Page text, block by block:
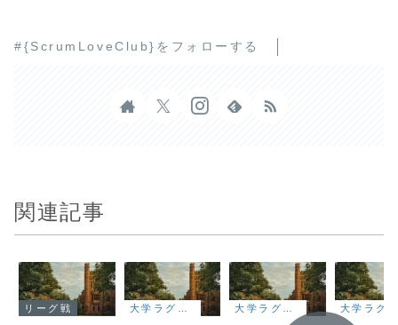
#{ScrumLoveClub}をフォローする
関連記事
リーグ戦